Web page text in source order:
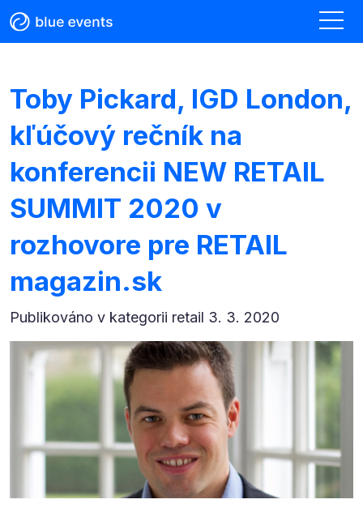
Toby Pickard, IGD London,
kľúčový rečník na
konferencii NEW RETAIL
SUMMIT 2020 v
rozhovore pre RETAIL
magazin.sk
Publikováno v kategorii retail 3. 3. 2020